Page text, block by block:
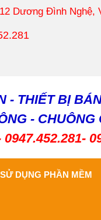
Dương Đình Nghệ,
- THIẾT BỊ
-
DỤNG PHẦN MỀM